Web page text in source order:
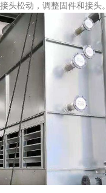
头松动，调整固件和接头。